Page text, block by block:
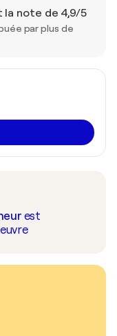
la note de 4,9/5
par plus de
est